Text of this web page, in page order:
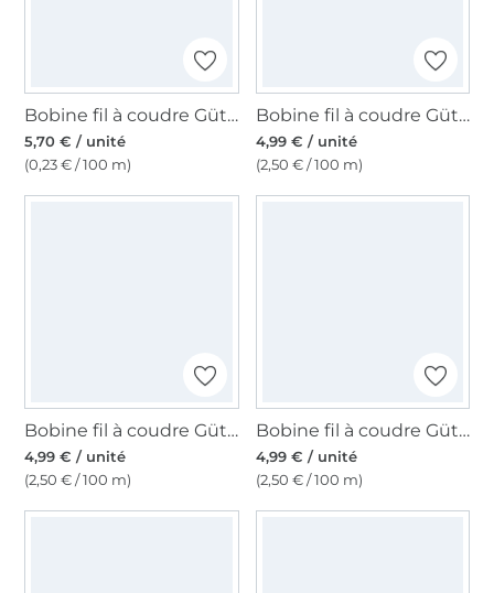
Bobine fil à coudre Gütermann 2500m polyester Toldi Lock, (4450) bordeaux
5,70 € / unité
(0,23 € / 100 m)
Bobine fil à coudre Gütermann 200m polyester, (315) bleu royal
4,99 € / unité
(2,50 € / 100 m)
Bobine fil à coudre Gütermann 200m polyester, (227), terracotta
4,99 € / unité
(2,50 € / 100 m)
Bobine fil à coudre Gütermann 200m polyester, (075) bleu ciel
4,99 € / unité
(2,50 € / 100 m)